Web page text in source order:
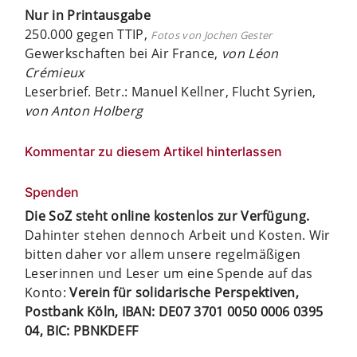
Nur in Printausgabe
250.000 gegen TTIP, Fotos von Jochen Gester
Gewerkschaften bei Air France, von Léon
Crémieux
Leserbrief. Betr.: Manuel Kellner, Flucht Syrien,
von Anton Holberg
Kommentar zu diesem Artikel hinterlassen
Spenden
Die SoZ steht online kostenlos zur Verfügung.
Dahinter stehen dennoch Arbeit und Kosten. Wir
bitten daher vor allem unsere regelmäßigen
Leserinnen und Leser um eine Spende auf das
Konto:Verein für solidarische Perspektiven,
Postbank Köln, IBAN: DE07 3701 0050 0006 0395
04, BIC: PBNKDEFF